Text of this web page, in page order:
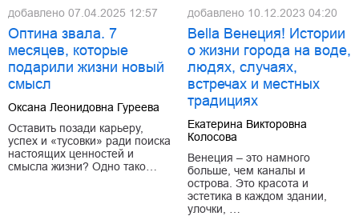
добавлено 07.04.2025 12:57
Оптина звала. 7
месяцев, которые
подарили жизни новый
смысл
Оксана Леонидовна Гуреева
Оставить позади карьеру,
успех и «тусовки» ради поиска
настоящих ценностей и
смысла жизни? Одно тако…
добавлено 10.12.2023 04:20
Bella Венеция! Истории
о жизни города на воде,
людях, случаях,
встречах и местных
традициях
Екатерина Викторовна
Колосова
Венеция – это намного
больше, чем каналы и
острова. Это красота и
эстетика в каждом здании,
улочки, …